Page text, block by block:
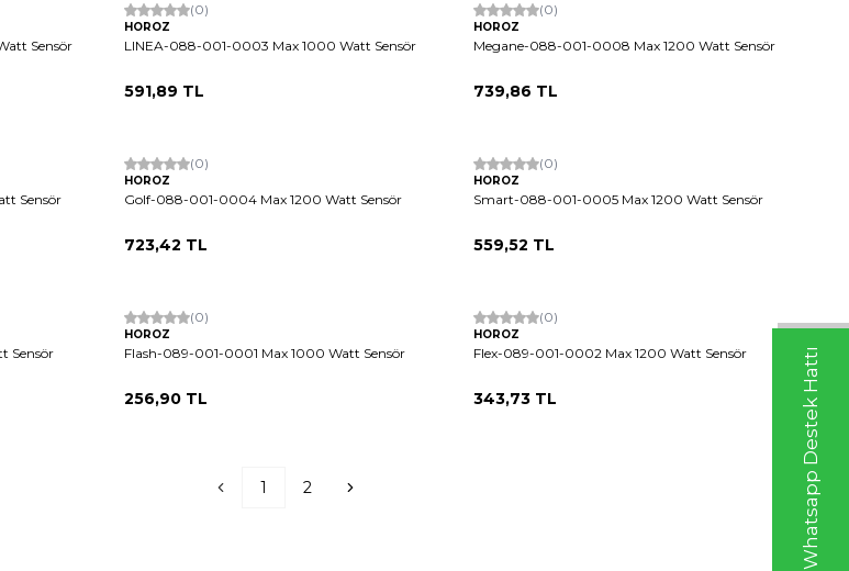
Whatsapp Destek Hattı
Sensör
(0)
HOROZ
LINEA-088-001-0003 Max 1000 Watt Sensör
591,89 TL
(0)
HOROZ
Megane-088-001-0008 Max 1200 Watt Sensör
739,86 TL
Sensör
(0)
HOROZ
Golf-088-001-0004 Max 1200 Watt Sensör
723,42 TL
(0)
HOROZ
Smart-088-001-0005 Max 1200 Watt Sensör
559,52 TL
Sensör
(0)
HOROZ
Flash-089-001-0001 Max 1000 Watt Sensör
256,90 TL
(0)
HOROZ
Flex-089-001-0002 Max 1200 Watt Sensör
343,73 TL
1 2